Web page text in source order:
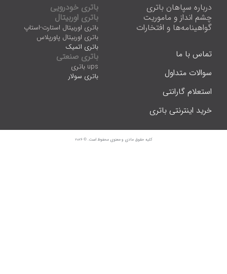
درباره سپاهان باتری
چشم انداز و ماموریت
گواهینامه‌ها و افتخارات
تماس با ما
سوالات متداول
استعلام گارانتی
خرید اینترنتی باتری
باتری خودرویی
باتری اوربیتال
باتری اوربیتال استارت-استاپ
باتری اوربیتال پاورپلاس
باتری اتمیک
باتری صنعتی
ups باتری
باتری سولار
کلیه حقوق مادی و معنوی محفوظ است. © 2026